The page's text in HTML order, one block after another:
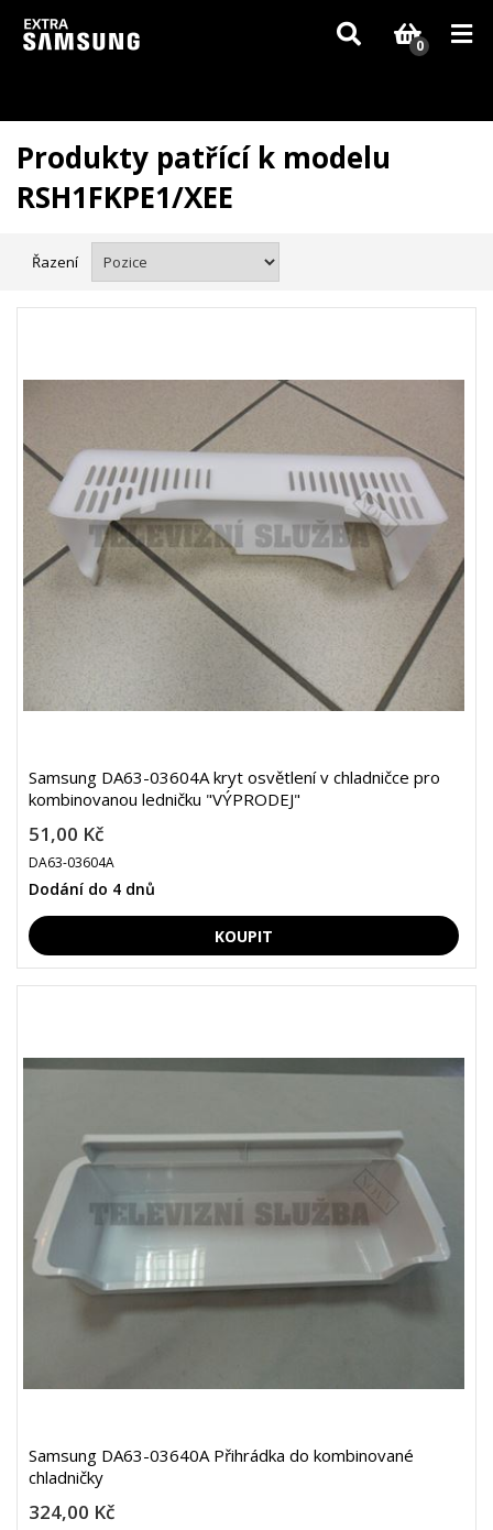
Vzhledem k aktuální situaci se může dodání dílů, které nejsou skladem,
zpozdit. Děkujeme za pochopení.
0
Produkty patřící k modelu
RSH1FKPE1/XEE
Řazení
Samsung DA63-03604A kryt osvětlení v chladničce pro
kombinovanou ledničku "VÝPRODEJ"
51,00 Kč
DA63-03604A
Dodání do 4 dnů
Samsung DA63-03640A Přihrádka do kombinované
chladničky
324,00 Kč